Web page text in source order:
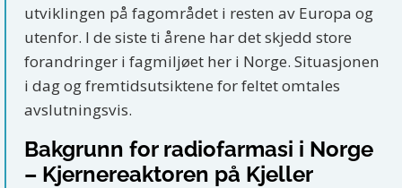
utviklingen på fagområdet i resten av Europa og
utenfor. I de siste ti årene har det skjedd store
forandringer i fagmiljøet her i Norge. Situasjonen
i dag og fremtidsutsiktene for feltet omtales
avslutningsvis.
Bakgrunn for radiofarmasi i Norge
– Kjernereaktoren på Kjeller